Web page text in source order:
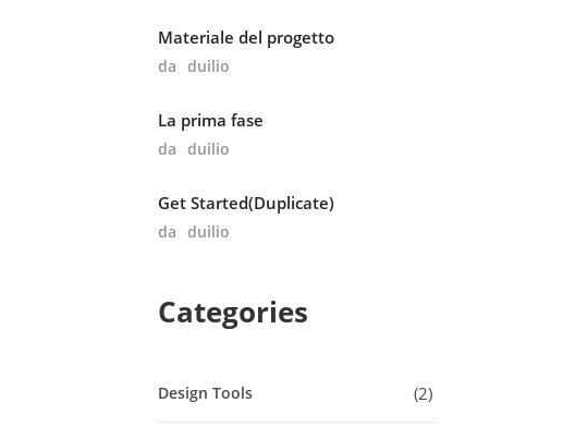
Materiale del progetto
da duilio
La prima fase
da duilio
Get Started(Duplicate)
da duilio
Categories
Design Tools 2